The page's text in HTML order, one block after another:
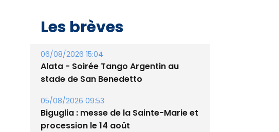
Les brèves
06/08/2026 15:04
Alata - Soirée Tango Argentin au
stade de San Benedetto
05/08/2026 09:53
Biguglia : messe de la Sainte-Marie et
procession le 14 août